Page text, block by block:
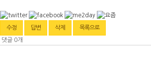
수정 답변 삭제 목록으로
댓글 0개